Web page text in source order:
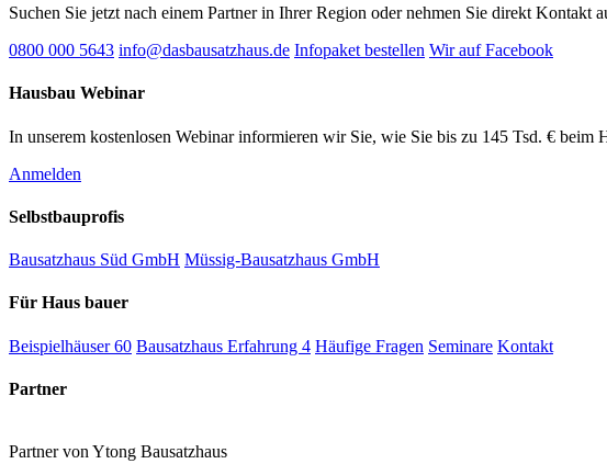
Suchen Sie jetzt nach einem Partner in Ihrer Region oder nehmen Sie direkt Kontakt
0800 000 5643 info@dasbausatzhaus.de Infopaket bestellen Wir auf Facebook
Hausbau Webinar
In unserem kostenlosen Webinar informieren wir Sie, wie Sie bis zu 145 Tsd. € beim
Anmelden
Selbstbauprofis
Bausatzhaus Süd GmbH Müssig-Bausatzhaus GmbH
Für Haus bauer
Beispielhäuser60 Bausatzhaus Erfahrung 4 Häufige Fragen Seminare Kontakt
Partner
Partner von Ytong Bausatzhaus